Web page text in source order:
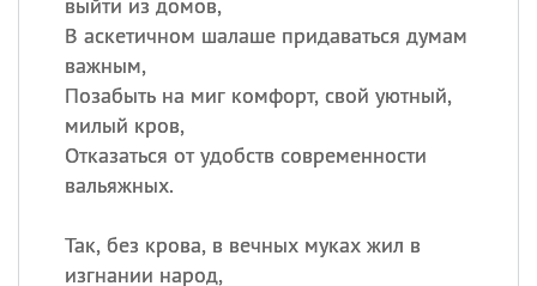
В аскетичном шалаше придаваться думам
важным,
Позабыть на миг комфорт, свой уютный,
милый кров,
Отказаться от удобств современности
вальяжных.
Так, без крова, в вечных муках жил в
изгнании народ,